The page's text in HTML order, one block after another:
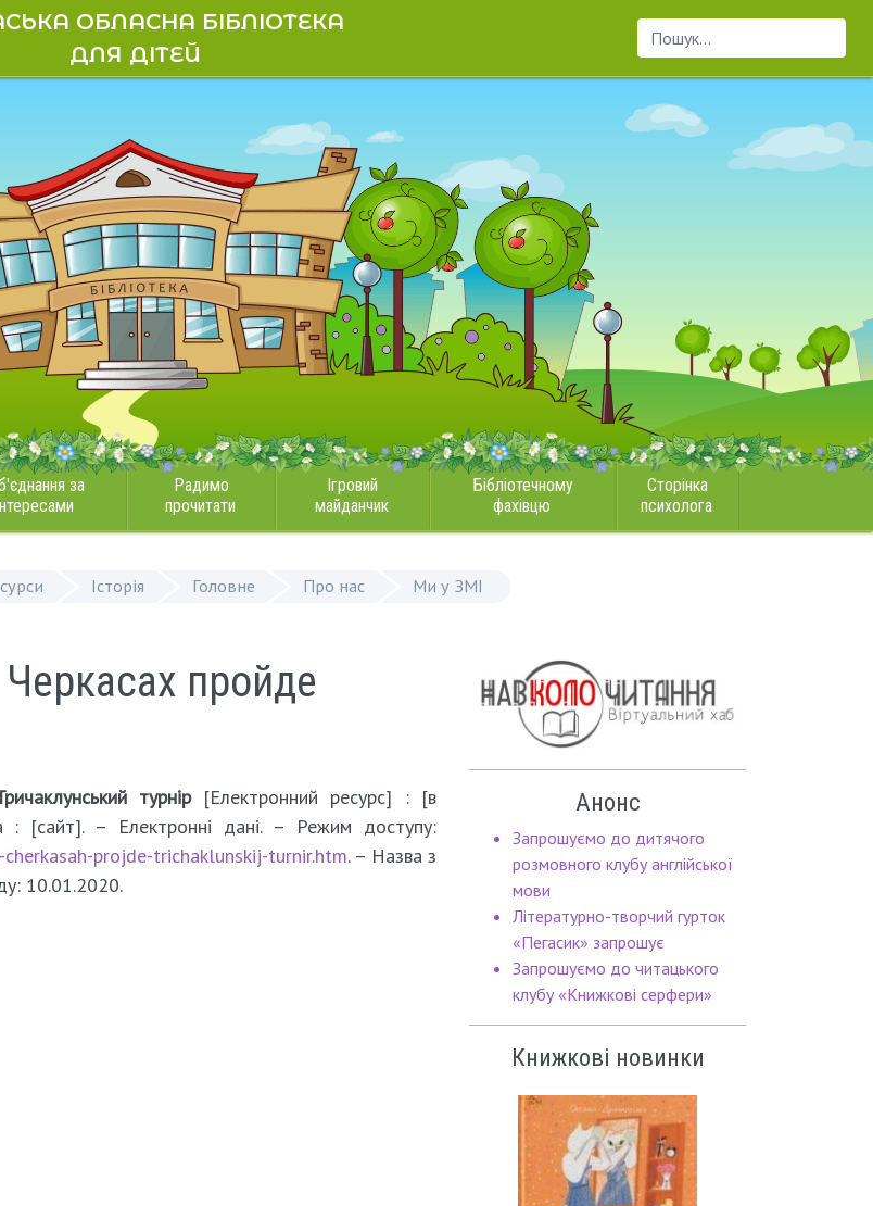
ОБЛАСНА БІБЛІОТЕКА
ДЛЯ ДІТЕЙ
Пошук...
за
Радимо
прочитати
Ігровий
майданчик
Бібліотечному
фахівцю
Сторінка
психолога
Історія Головне Про нас Ми у ЗМІ
пройде
турнір[Електронний ресурс] : [в
: [сайт]. – Електронні дані. – Режим доступу:
projde-trichaklunskij-turnir.htm. – Назва з
10.01.2020.
Анонс
Запрошуємо до дитячого
розмовного клубу англійської
мови
Літературно-творчий гурток
«Пегасик» запрошує
Запрошуємо до читацького
клубу «Книжкові серфери»
Книжкові новинки